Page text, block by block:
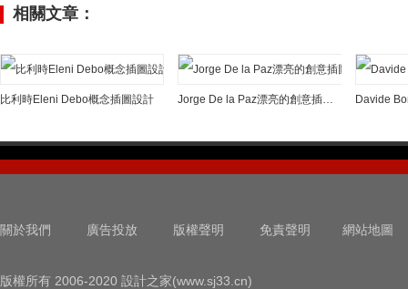
相關文章：
比利時Eleni Debo概念插圖設計 Jorge De la Paz漂亮的創意插圖設計
關於我們 廣告投放 版權聲明 免責聲明 網站地圖
版權所有 2006-2020 設計之家(www.sj33.cn)